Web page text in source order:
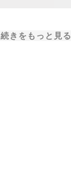
続きをもっと見る